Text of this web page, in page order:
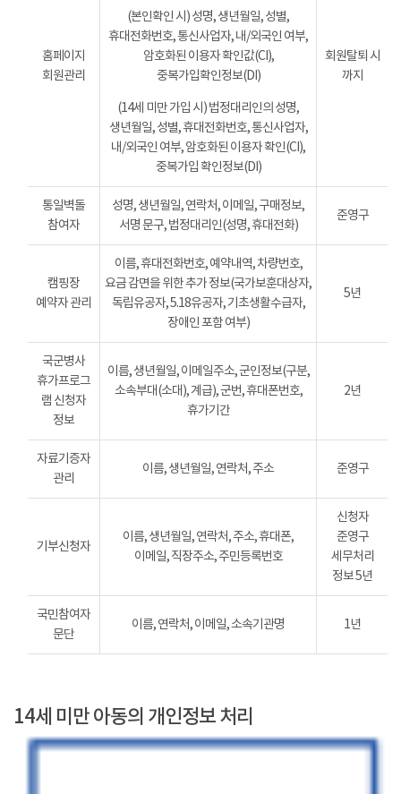
홈페이지
회원관리
(본인확인 시) 성명, 생년월일, 성별,
휴대전화번호, 통신사업자, 내/외국인 여부,
암호화된 이용자 확인값(CI),
중복가입확인정보(DI)
(14세 미만 가입 시) 법정대리인의 성명,
생년월일, 성별, 휴대전화번호, 통신사업자,
내/외국인 여부, 암호화된 이용자 확인(CI),
중복가입 확인정보(DI)
회원탈퇴 시
까지
통일벽돌
참여자
성명, 생년월일, 연락처, 이메일, 구매정보,
서명 문구, 법정대리인(성명, 휴대전화)
준영구
캠핑장
예약자 관리
이름, 휴대전화번호, 예약내역, 차량번호,
요금 감면을 위한 추가 정보(국가보훈대상자,
독립유공자, 5.18유공자, 기초생활수급자,
장애인 포함 여부)
5년
국군병사
휴가프로그
램 신청자
정보
이름, 생년월일, 이메일주소, 군인정보(구분,
소속부대(소대), 계급), 군번, 휴대폰번호,
휴가기간
2년
자료기증자
관리
이름, 생년월일, 연락처, 주소 준영구
기부신청자
이름, 생년월일, 연락처, 주소, 휴대폰,
이메일, 직장주소, 주민등록번호
신청자
준영구
세무처리
정보 5년
국민참여자
문단
이름, 연락처, 이메일, 소속기관명 1년
14세 미만 아동의 개인정보 처리